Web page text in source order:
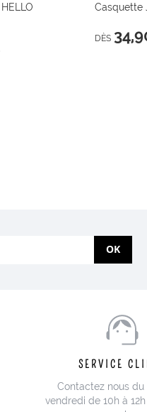
Casquette
DÈS
OK
SERVICE
Contactez nous du
vendredi de 10h à